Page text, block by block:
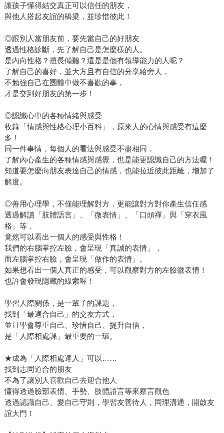
讓孩子懂得結交真正可以信任的朋友，
與他人搭起友誼的橋梁，並珍惜彼此！
◎跟別人當朋友前，要先當自己的好朋友
透過性格診斷，先了解自己是怎麼樣的人。
是內向性格？擅長傾聽？還是是個有領導能力的人呢？
了解自己的喜好，並大方且有自信的分享給旁人，
不勉強自己在團體中做不喜歡的事，
才是交到好朋友的第一步！
◎認識心中的各種情緒與感受
收錄「情感與性格心理小百科」，原來人的心情與感受有這麼
多！
同一件事情，每個人的看法與感受不盡相同，
了解內心產生的各種情感與感覺，也是能更認識自己的方法喔！
知道要怎麼向朋友表達自己的情感，也能拉近彼此距離，增加了
解度。
◎善用心理學，不僅能理解對方，更能讓對方對你產生信任感
透過解讀「肢體語言」、「微表情」、「口頭禪」與「穿衣風
格」等，
竟然可以看出一個人的感受與性格！
我們的右腦掌控左臉，會呈現「真誠的表情」，
而左腦掌控右臉，會呈現「做作的表情」。
如果想看出一個人真正的感受，可以觀察對方的左臉微表情！
也許會發現隱藏的線索喔！
學習人際關係，是一輩子的課題，
找到「最適合自己」的交友方式，
並且學會尊重自己、珍惜自己、提升自信，
是「人際相處課」最重要的一環。
★成為「人際相處達人」可以……
找到志同道合的朋友
不為了讓別人喜歡自己去迎合他人
懂得透過臉部表情、手勢、肢體語言等來察言觀色
透過認識自己、愛自己守則，學習友善待人，同理溝通，開啟友
誼大門！